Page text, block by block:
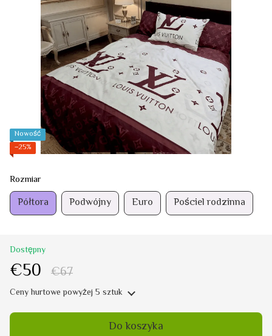
Nowość
−25%
Rozmiar
Półtora Podwójny Euro Pościel rodzinna
Dostępny
€50 €67
Ceny hurtowepowyżej 5 sztuk
Do koszyka